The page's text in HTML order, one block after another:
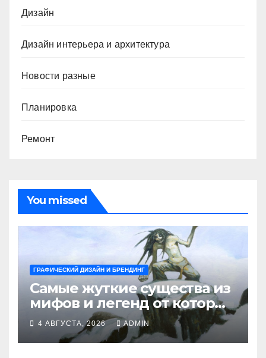
Дизайн
Дизайн интерьера и архитектура
Новости разные
Планировка
Ремонт
You missed
ГРАФИЧЕСКИЙ ДИЗАЙН И БРЕНДИНГ
Самые жуткие существа из
мифов и легенд от которых
стынет кровь
4 АВГУСТА, 2026 ADMIN